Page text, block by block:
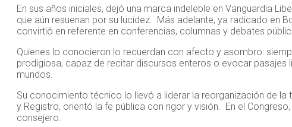
En sus años iniciales, dejó una marca indeleble en Vanguardia
que aún resuenan por su lucidez. Más adelante, ya radicado en
convirtió en referente en conferencias, columnas y debates
Quienes lo conocieron lo recuerdan con afecto y asombro:
prodigiosa, capaz de recitar discursos enteros o evocar pasajes
mundos.
Su conocimiento técnico lo llevó a liderar la reorganización de
y Registro, orientó la fe pública con rigor y visión. En el
consejero.